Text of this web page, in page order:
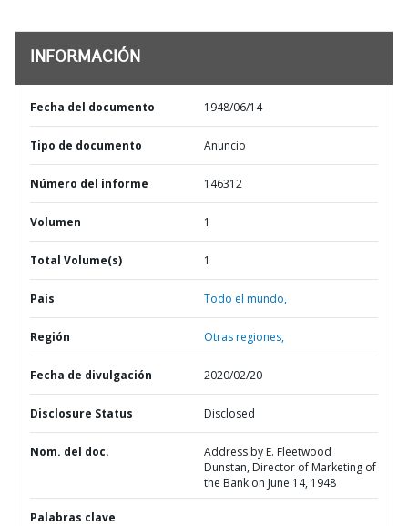
INFORMACIÓN
Fecha del documento 1948/06/14
Tipo de documento Anuncio
Número del informe 146312
Volumen 1
Total Volume(s) 1
País Todo el mundo,
Región Otras regiones,
Fecha de divulgación 2020/02/20
Disclosure Status Disclosed
Nom. del doc.
Address by E. Fleetwood
Dunstan, Director of Marketing of
the Bank on June 14, 1948
Palabras clave